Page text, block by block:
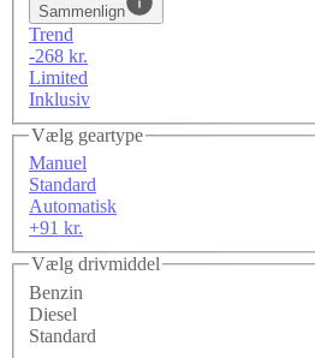
Sammenlign
Trend
-268 kr.
Limited
Inklusiv
Vælg geartype
Manuel
Standard
Automatisk
+91 kr.
Vælg drivmiddel
Benzin
Diesel
Standard